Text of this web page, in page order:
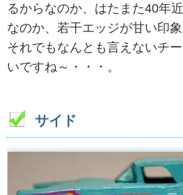
るからなのか、はたまた40年
なのか、若干エッジが甘い印象
それでもなんとも言えないチ
いですね～・・・。
サイド